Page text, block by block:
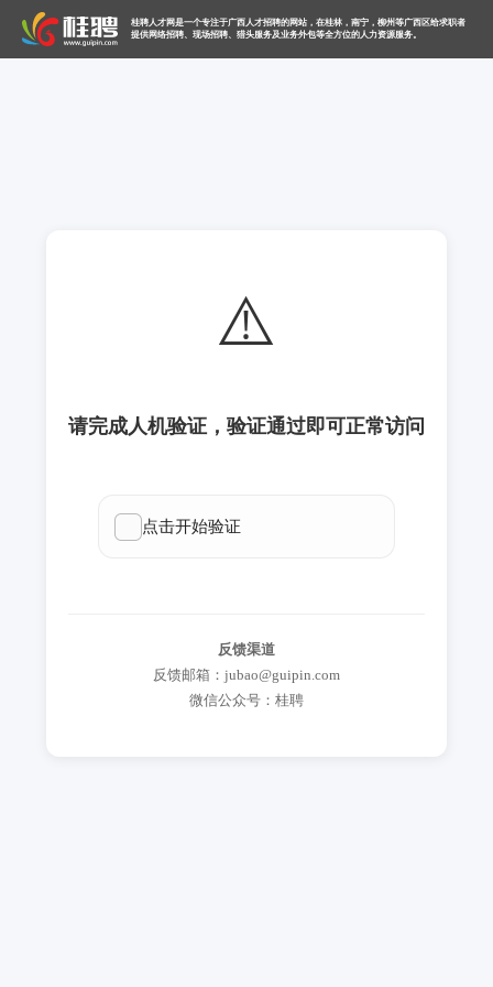
桂聘人才网是一个专注于广西人才招聘的网站，在桂林，南宁，柳州等广西区给求职者
提供网络招聘、现场招聘、猎头服务及业务外包等全方位的人力资源服务。
⚠️
请完成人机验证，验证通过即可正常访问
反馈渠道
反馈邮箱：jubao@guipin.com
微信公众号：桂聘